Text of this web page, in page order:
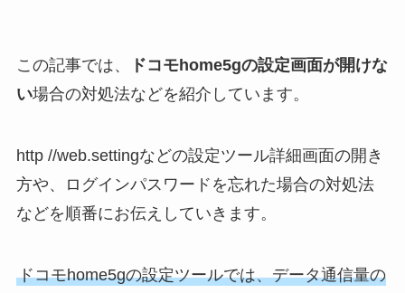
この記事では、
ドコモhome5gの設定画面が開けな
い場合の対処法などを紹介しています。
http //web.settingなどの設定ツール詳細画面の開き
方や、ログインパスワードを忘れた場合の対処法
などを順番にお伝えしていきます。
ドコモhome5gの設定ツールでは、データ通信量の